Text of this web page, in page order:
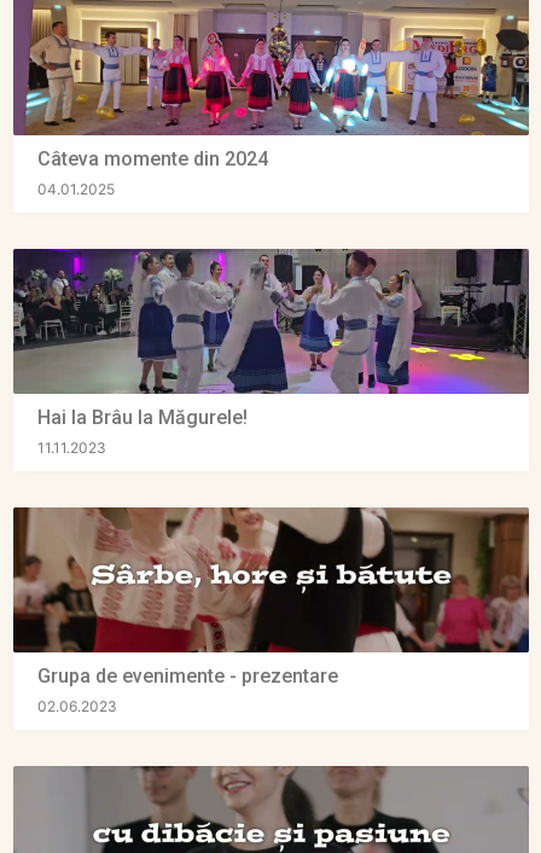
Câteva momente din 2024
04.01.2025
Hai la Brâu la Măgurele!
11.11.2023
Grupa de evenimente - prezentare
02.06.2023